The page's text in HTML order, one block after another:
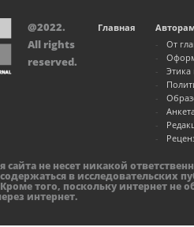
Главная
От
@2022.
All rights
reserved.
не несет никакой
в исследовательских
того, поскольку интернет
интернет.